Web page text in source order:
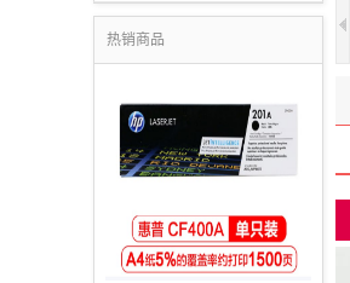
热销商品